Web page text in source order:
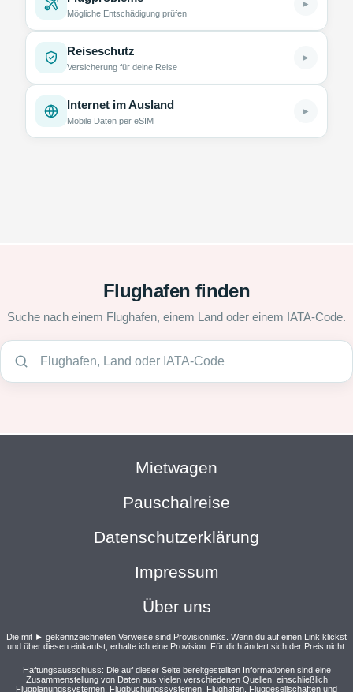
Mögliche Entschädigung prüfen
►
Reiseschutz
Versicherung für deine Reise
►
Internet im Ausland
Mobile Daten per eSIM
►
Flughafen finden
Suche nach einem Flughafen, einem Land oder einem IATA-Code.
Mietwagen
Pauschalreise
Datenschutzerklärung
Impressum
Über uns
Die mit ► gekennzeichneten Verweise sind Provisionlinks. Wenn du auf einen Link klickst
und über diesen einkaufst, erhalte ich eine Provision. Für dich ändert sich der Preis nicht.
Haftungsausschluss: Die auf dieser Seite bereitgestellten Informationen sind eine
Zusammenstellung von Daten aus vielen verschiedenen Quellen, einschließlich
Flugplanungssystemen, Flugbuchungssystemen, Flughäfen, Fluggesellschaften und